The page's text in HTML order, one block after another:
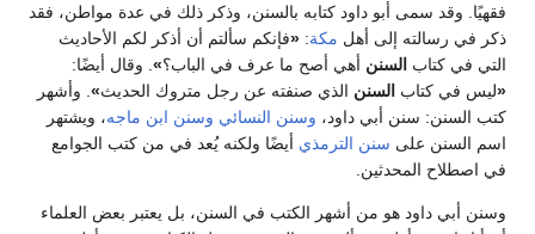
فقهيًا. وقد سمى أبو داود كتابه بالسنن، وذكر ذلك في عدة مواطن، فقد
ذكر في رسالته إلى أهل مكة:
«فإنكم سألتم أن أذكر لكم الأحاديث
التي في كتاب السنن أهي أصح ما عرف في الباب؟» . وقال أيضًا:
«ليس في كتاب السنن الذي صنفته عن رجل متروك الحديث» . وأشهر
كتب السنن: سنن أبي داود، وسنن النسائي وسنن ابن ماجه، ويشتهر
اسم السنن على سنن الترمذي أيضًا ولكنه يُعد في من كتب الجوامع
في اصطلاح المحدثين.
وسنن أبي داود هو من أشهر الكتب في السنن، بل يعتبر بعض العلماء